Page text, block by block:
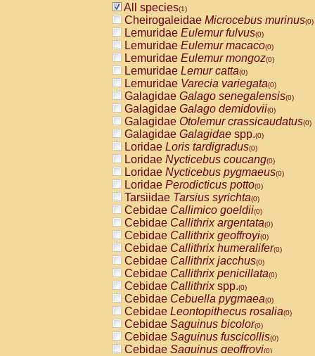
All species(1)
Cheirogaleidae Microcebus murinus(0)
Lemuridae Eulemur fulvus(0)
Lemuridae Eulemur macaco(0)
Lemuridae Eulemur mongoz(0)
Lemuridae Lemur catta(0)
Lemuridae Varecia variegata(0)
Galagidae Galago senegalensis(0)
Galagidae Galago demidovii(0)
Galagidae Otolemur crassicaudatus(0)
Galagidae Galagidae spp.(0)
Loridae Loris tardigradus(0)
Loridae Nycticebus coucang(0)
Loridae Nycticebus pygmaeus(0)
Loridae Perodicticus potto(0)
Tarsiidae Tarsius syrichta(0)
Cebidae Callimico goeldii(0)
Cebidae Callithrix argentata(0)
Cebidae Callithrix geoffroyi(0)
Cebidae Callithrix humeralifer(0)
Cebidae Callithrix jacchus(0)
Cebidae Callithrix penicillata(0)
Cebidae Callithrixspp.(0)
Cebidae Cebuella pygmaea(0)
Cebidae Leontopithecus rosalia(0)
Cebidae Saguinus bicolor(0)
Cebidae Saguinus fuscicollis(0)
Cebidae Saguinus geoffroyi(0)